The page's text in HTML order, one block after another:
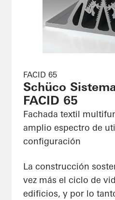
FACID 65
Schüco
FACID 65
Fachada textil
amplio espectro de
configuración
La construcción
vez más el ciclo de
edificios, y por lo